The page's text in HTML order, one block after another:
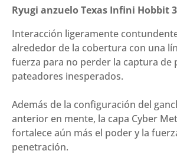
Infini
3
cantidad
Ryugi anzuelo Texas Infini Hobbit 3
Interacción ligeramente
alrededor de la cobertura con una
fuerza para no perder la captura de
pateadores inesperados.
Además de la configuración del
anterior en mente, la capa Cyber
fortalece aún más el poder y la
penetración.